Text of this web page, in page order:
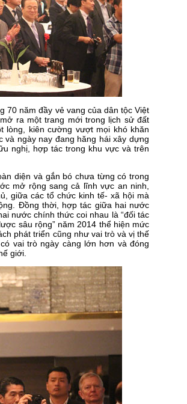
70 năm đầy vẻ vang của dân tộc Việt
ra một trang mới trong lịch sử đất
lòng, kiên cường vượt mọi khó khăn
ngày nay đang hăng hái xây dựng
nghị, hợp tác trong khu vực và trên
diện và gắn bó chưa từng có trong
mở rộng sang cả lĩnh vực an ninh,
giữa các tổ chức kinh tế- xã hội mà
Đồng thời, hợp tác giữa hai nước
nước chính thức coi nhau là “đối tác
sâu rộng” năm 2014 thể hiện mức
phát triển cũng như vai trò và vị thế
vai trò ngày càng lớn hơn và đóng
giới.